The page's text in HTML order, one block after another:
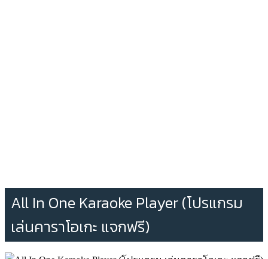
All In One Karaoke Player (โปรแกรม
เล่นคาราโอเกะ แจกฟรี)